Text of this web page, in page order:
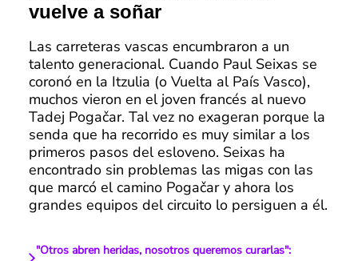
vuelve a soñar
Las carreteras vascas encumbraron a un
talento generacional. Cuando Paul Seixas se
coronó en la Itzulia (o Vuelta al País Vasco),
muchos vieron en el joven francés al nuevo
Tadej Pogačar. Tal vez no exageran porque la
senda que ha recorrido es muy similar a los
primeros pasos del esloveno. Seixas ha
encontrado sin problemas las migas con las
que marcó el camino Pogačar y ahora los
grandes equipos del circuito lo persiguen a él.
"Otros abren heridas, nosotros queremos curarlas":